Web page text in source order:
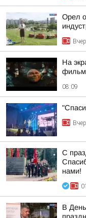
Орел
На
фильм
08:09
С
нами!
В